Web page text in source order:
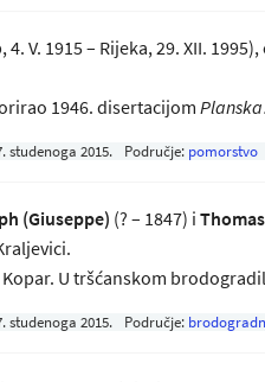
4. V. 1915 – Rijeka, 29. XII.
1946. disertacijom
studenoga 2015. Područje: pomorstvo
(Giuseppe) (? – 1847) i
Kopar. U tršćanskom
studenoga 2015. Područje: